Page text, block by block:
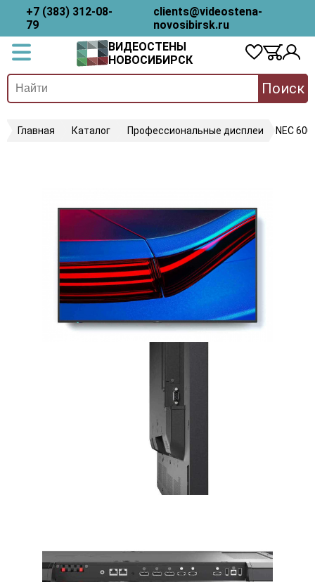
+7 (383) 312-08-
79
clients@videostena-
novosibirsk.ru
ВИДЕОСТЕНЫ
НОВОСИБИРСК
Поиск
Главная Каталог Профессиональные дисплеи NEC